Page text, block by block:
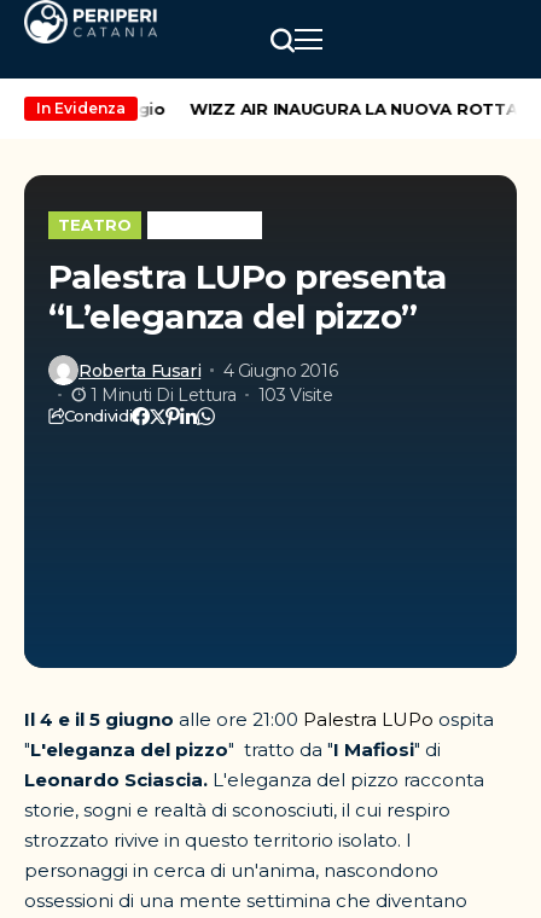
In Evidenza
di maggio WIZZ AIR INAUGURA LA NUOVA ROTTA
TEATRO
Palestra LUPo presenta
“L’eleganza del pizzo”
Roberta Fusari
4 Giugno 2016
1 Minuti Di Lettura
103 Visite
Condividi
Il 4 e il 5 giugno alle ore 21:00 Palestra LUPo ospita
"L'eleganza del pizzo" tratto da "I Mafiosi" di
Leonardo Sciascia. L'eleganza del pizzo racconta
storie, sogni e realtà di sconosciuti, il cui respiro
strozzato rivive in questo territorio isolato. I
personaggi in cerca di un'anima, nascondono
ossessioni di una mente settimina che diventano